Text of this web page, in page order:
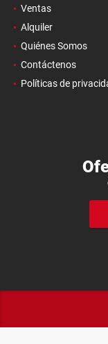
Ventas
Alquiler
Quiénes Somos
Contáctenos
Políticas de